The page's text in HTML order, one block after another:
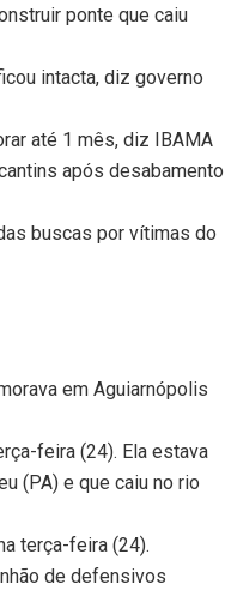
ponte que caiu
intacta, diz governo
até 1 mês, diz IBAMA
após desabamento
buscas por vítimas do
em Aguiarnópolis
feira (24). Ela estava
(PA) e que caiu no rio
terça-feira (24).
de defensivos